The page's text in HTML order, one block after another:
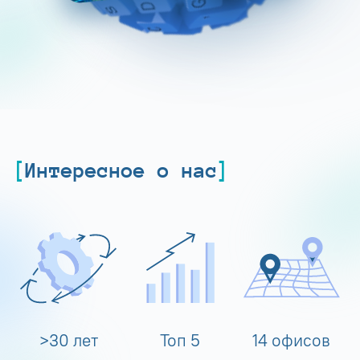
Интересное о нас
>30 лет Топ 5 14 офисов